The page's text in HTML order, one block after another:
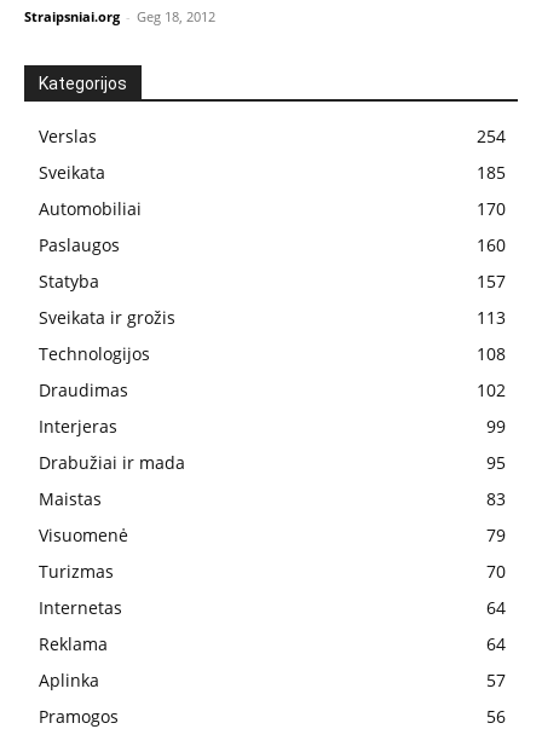
Straipsniai.org - Geg 18, 2012
Kategorijos
Verslas
254
Sveikata
185
Automobiliai
170
Paslaugos
160
Statyba
157
Sveikata ir grožis
113
Technologijos
108
Draudimas
102
Interjeras
99
Drabužiai ir mada
95
Maistas
83
Visuomenė
79
Turizmas
70
Internetas
64
Reklama
64
Aplinka
57
Pramogos
56